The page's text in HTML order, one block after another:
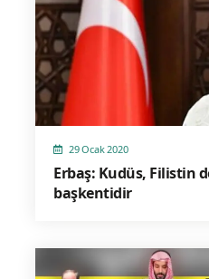
29 Ocak 2020
Erbaş: Kudüs, Filistin
başkentidir